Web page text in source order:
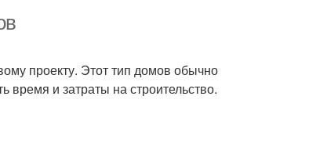
проекту. Этот тип домов обычно
время и затраты на строительство.